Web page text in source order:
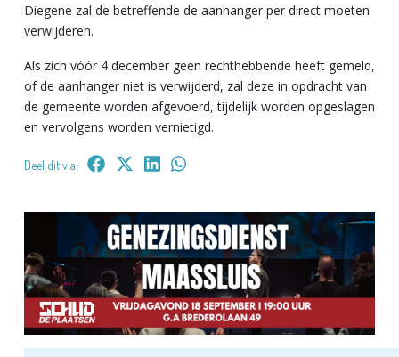
Diegene zal de betreffende de aanhanger per direct moeten
verwijderen.
Als zich vóór 4 december geen rechthebbende heeft gemeld,
of de aanhanger niet is verwijderd, zal deze in opdracht van
de gemeente worden afgevoerd, tijdelijk worden opgeslagen
en vervolgens worden vernietigd.
Deel dit via: